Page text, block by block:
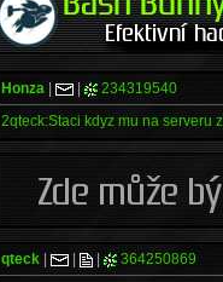
Honza
234319540
2qteck:Staci kdyz mu na serveru
qteck 364250869